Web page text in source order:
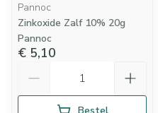
Pannoc
Zinkoxide Zalf 10% 20g
Pannoc
€ 5,10